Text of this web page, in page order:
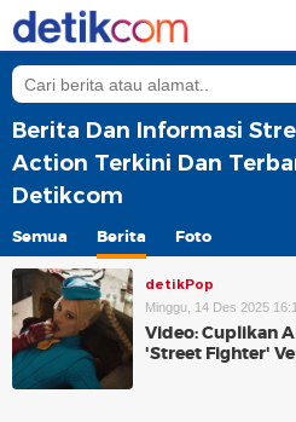
Berita Dan Informasi
Action Terkini Dan
Detikcom
Semua Berita Foto
detikPop
Minggu, 14 Des 2025
Video: Cuplikan
'Street Fighter'